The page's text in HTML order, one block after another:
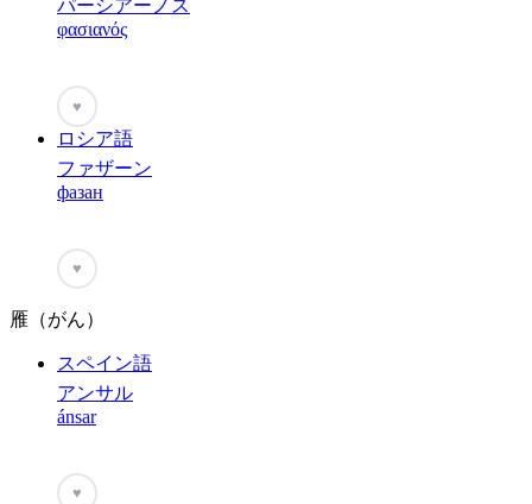
パーシアーノス
φασιανός
♥
ロシア語
ファザーン
фазан
♥
雁（がん）
スペイン語
アンサル
ánsar
♥